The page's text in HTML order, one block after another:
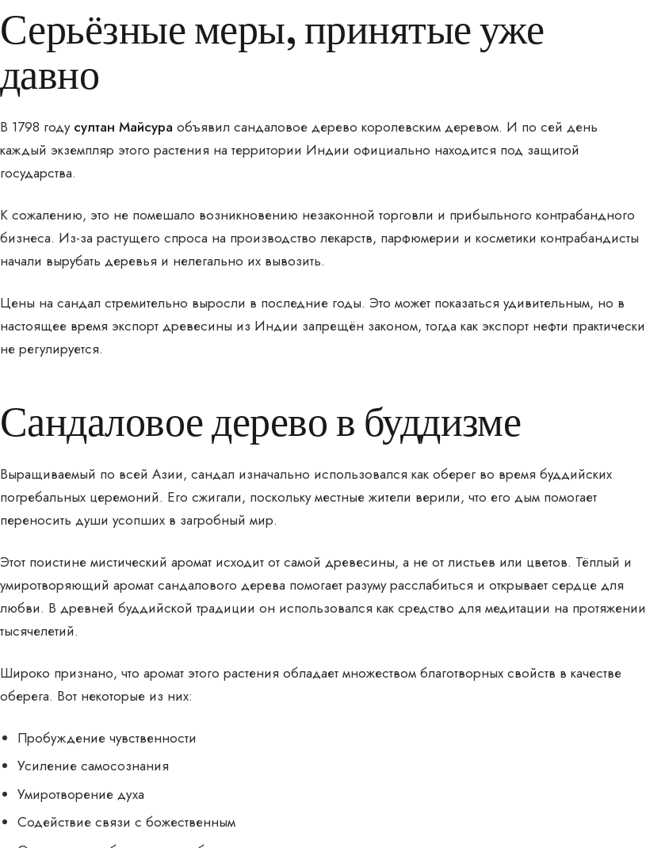
Серьёзные меры, принятые уже
давно
В 1798 году султан Майсура объявил сандаловое дерево королевским деревом. И по сей день
каждый экземпляр этого растения на территории Индии официально находится под защитой
государства.
К сожалению, это не помешало возникновению незаконной торговли и прибыльного контрабандного
бизнеса. Из-за растущего спроса на производство лекарств, парфюмерии и косметики контрабандисты
начали вырубать деревья и нелегально их вывозить.
Цены на сандал стремительно выросли в последние годы. Это может показаться удивительным, но в
настоящее время экспорт древесины из Индии запрещён законом, тогда как экспорт нефти практически
не регулируется.
Сандаловое дерево в буддизме
Выращиваемый по всей Азии, сандал изначально использовался как оберег во время буддийских
погребальных церемоний. Его сжигали, поскольку местные жители верили, что его дым помогает
переносить души усопших в загробный мир.
Этот поистине мистический аромат исходит от самой древесины, а не от листьев или цветов. Тёплый и
умиротворяющий аромат сандалового дерева помогает разуму расслабиться и открывает сердце для
любви. В древней буддийской традиции он использовался как средство для медитации на протяжении
тысячелетий.
Широко признано, что аромат этого растения обладает множеством благотворных свойств в качестве
оберега. Вот некоторые из них:
Пробуждение чувственности
Усиление самосознания
Умиротворение духа
Содействие связи с божественным